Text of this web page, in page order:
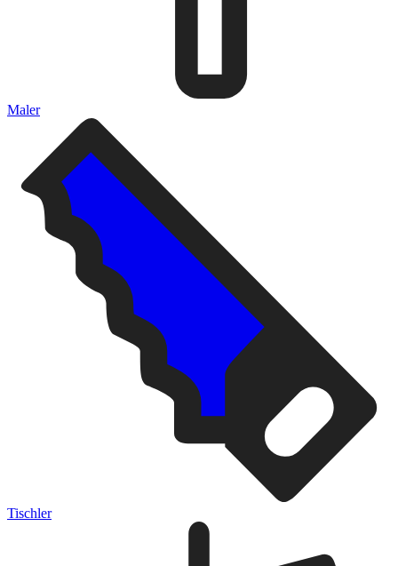
Maler
Tischler